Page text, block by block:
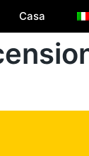
Casa